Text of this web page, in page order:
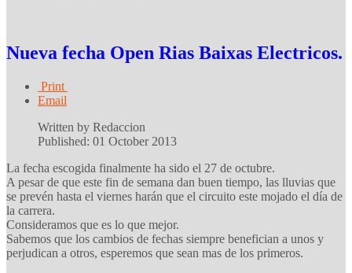
Nueva fecha Open Rias Baixas Electricos.
Print
Email
Written by Redaccion
Published: 01 October 2013
La fecha escogida finalmente ha sido el 27 de octubre.
A pesar de que este fin de semana dan buen tiempo, las lluvias que
se prevén hasta el viernes harán que el circuito este mojado el día de
la carrera.
Consideramos que es lo que mejor.
Sabemos que los cambios de fechas siempre benefician a unos y
perjudican a otros, esperemos que sean mas de los primeros.